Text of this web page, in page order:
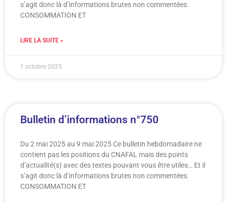
s’agit donc là d’informations brutes non commentées.
CONSOMMATION ET
LIRE LA SUITE »
1 octobre 2025
Bulletin d’informations n°750
Du 2 mai 2025 au 9 mai 2025 Ce bulletin hebdomadaire ne
contient pas les positions du CNAFAL mais des points
d’actualité(s) avec des textes pouvant vous être utiles… Et il
s’agit donc là d’informations brutes non commentées.
CONSOMMATION ET